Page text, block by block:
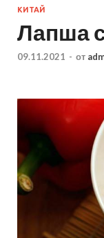
КИТАЙ
Лапша
09.11.2021 - от